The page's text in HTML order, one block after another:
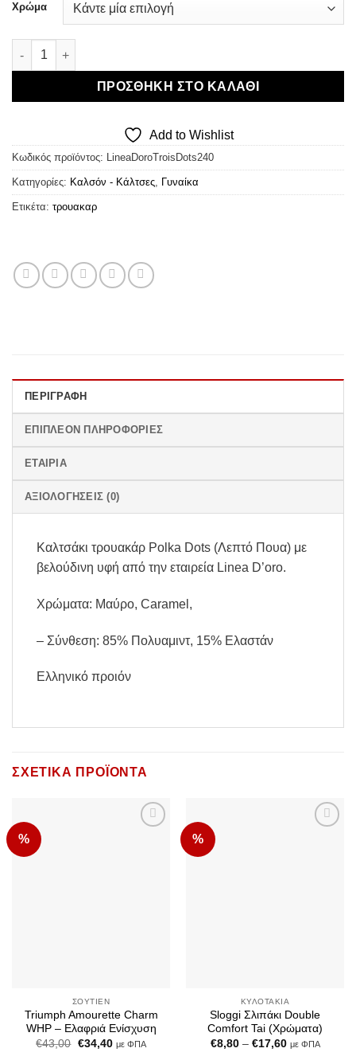
Χρώμα
Linea D'oro Trois Quart Polka Dots - Τρουακάρ Λεπτό Πουα
ΠΡΟΣΘΉΚΗ ΣΤΟ ΚΑΛΆΘΙ
Add to Wishlist
Κωδικός προϊόντος: LineaDoroTroisDots240
Κατηγορίες: Καλσόν - Κάλτσες Γυναίκα
Ετικέτα: τρουακαρ
ΠΕΡΙΓΡΑΦΉ
ΕΠΙΠΛΈΟΝ ΠΛΗΡΟΦΟΡΊΕΣ
ΕΤΑΙΡΊΑ
ΑΞΙΟΛΟΓΉΣΕΙΣ (0)
Καλτσάκι τρουακάρ Polka Dots (Λεπτό Πουα) με
βελούδινη υφή από την εταιρεία Linea D’oro.
Χρώματα: Μαύρο, Caramel,
– Σύνθεση: 85% Πολυαμιντ, 15% Ελαστάν
Ελληνικό προιόν
ΣΧΕΤΙΚΆ ΠΡΟΪΌΝΤΑ
%
ΣΟΥΤΙΈΝ
Triumph Amourette Charm
WHP – Ελαφριά Ενίσχυση
€43,00 Original
price
€34,40Η
τρέχουσα
με ΦΠΑ
%
ΚΥΛΟΤΆΚΙΑ
Sloggi Σλιπάκι Double
Comfort Tai (Χρώματα)
€8,80 – €17,60Price
range:
με ΦΠΑ